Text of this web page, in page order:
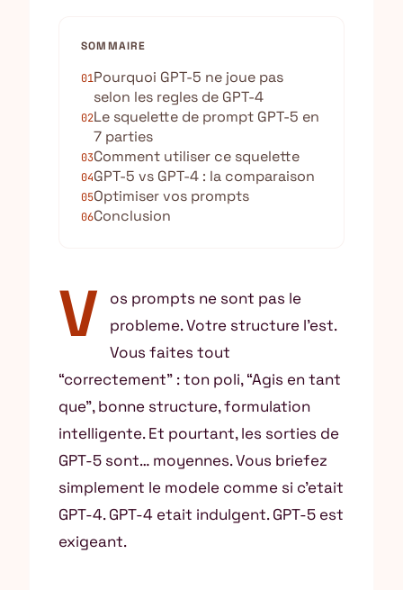
SOMMAIRE
01Pourquoi GPT-5 ne joue pas
selon les regles de GPT-4
02Le squelette de prompt GPT-5 en
7 parties
03Comment utiliser ce squelette
04GPT-5 vs GPT-4 : la comparaison
05Optimiser vos prompts
06Conclusion
V
os prompts ne sont pas le
probleme. Votre structure l’est.
Vous faites tout
“correctement” : ton poli, “Agis en tant
que”, bonne structure, formulation
intelligente. Et pourtant, les sorties de
GPT-5 sont… moyennes. Vous briefez
simplement le modele comme si c’etait
GPT-4. GPT-4 etait indulgent. GPT-5 est
exigeant.